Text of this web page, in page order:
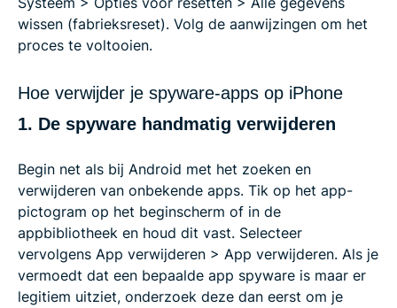
wissen (fabrieksreset). Volg de aanwijzingen om het
proces te voltooien.
Hoe verwijder je spyware-apps op iPhone
1. De spyware handmatig verwijderen
Begin net als bij Android met het zoeken en
verwijderen van onbekende apps. Tik op het app-
pictogram op het beginscherm of in de
appbibliotheek en houd dit vast. Selecteer
vervolgens App verwijderen > App verwijderen. Als je
vermoedt dat een bepaalde app spyware is maar er
legitiem uitziet, onderzoek deze dan eerst om je